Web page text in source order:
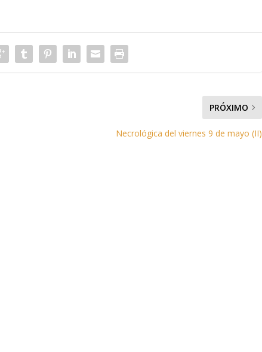
PRÓXIMO
Necrológica del viernes 9 de mayo (II)